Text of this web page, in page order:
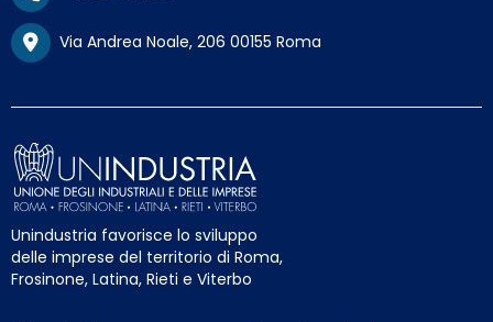
Via Andrea Noale, 206 00155 Roma
Unindustria favorisce lo sviluppo
delle imprese del territorio di Roma,
Frosinone, Latina, Rieti e Viterbo